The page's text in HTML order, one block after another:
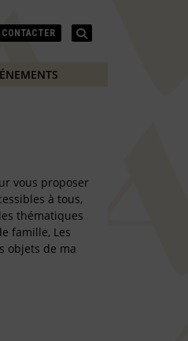
CONTACTER
vous proposer
à tous,
thématiques
famille, Les
objets de ma